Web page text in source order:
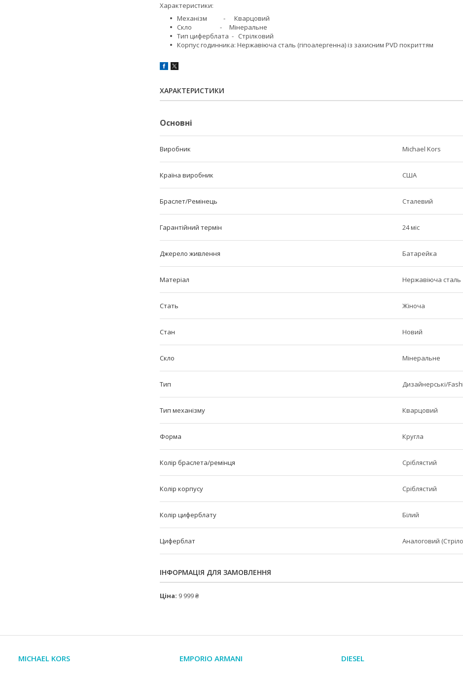
Характеристики:
Механізм - Кварцовий
Скло - Мінеральне
Тип циферблата - Стрілковий
Корпус годинника: Нержавіюча сталь (гіпоалергенна) із захисним PVD покриттям
ХАРАКТЕРИСТИКИ
Основні
Виробник Michael Kors
Країна виробник США
Браслет/Ремінець Сталевий
Гарантійний термін 24 міс
Джерело живлення Батарейка
Матеріал Нержавіюча сталь
Стать Жіноча
Стан Новий
Скло Мінеральне
Тип Дизайнерські/
Тип механізму Кварцовий
Форма Кругла
Колір браслета/ремінця Сріблястий
Колір корпусу Сріблястий
Колір циферблату Білий
Циферблат Аналоговий
ІНФОРМАЦІЯ ДЛЯ ЗАМОВЛЕННЯ
Ціна: 9 999 ₴
MICHAEL KORS EMPORIO ARMANI DIESEL